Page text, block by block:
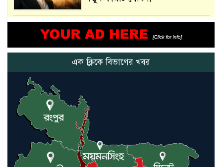
মানুষের উপকার হয় : প্রধানমন্ত্রী
যুক্তরাষ্ট্র ও ইসরায়েল বাদে হরমুজ
প্রণালি সবার জন্য উন্মুক্ত: আরাকচি
এক ক্লিকে বিভাগের খবর